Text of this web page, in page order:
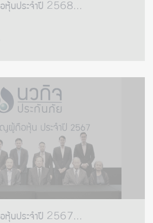
หุ้นประจำปี 2568...
หุ้นประจำปี 2567...